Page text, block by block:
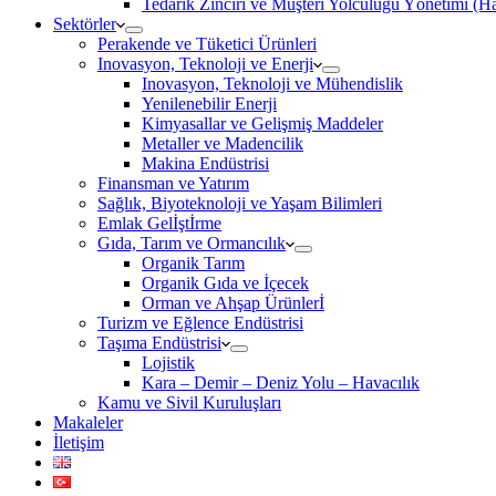
Tedarik Zinciri ve Müşteri Yolculuğu Yönetimi
Sektörler
Perakende ve Tüketici Ürünleri
Inovasyon, Teknoloji ve Enerji
Inovasyon, Teknoloji ve Mühendislik
Yenilenebilir Enerji
Kimyasallar ve Gelişmiş Maddeler
Metaller ve Madencilik
Makina Endüstrisi
Finansman ve Yatırım
Sağlık, Biyoteknoloji ve Yaşam Bilimleri
Emlak Gelİştİrme
Gıda, Tarım ve Ormancılık
Organik Tarım
Organik Gıda ve İçecek
Orman ve Ahşap Ürünlerİ
Turizm ve Eğlence Endüstrisi
Taşıma Endüstrisi
Lojistik
Kara – Demir – Deniz Yolu – Havacılık
Kamu ve Sivil Kuruluşları
Makaleler
İletişim